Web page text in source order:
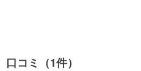
口コミ（1件）